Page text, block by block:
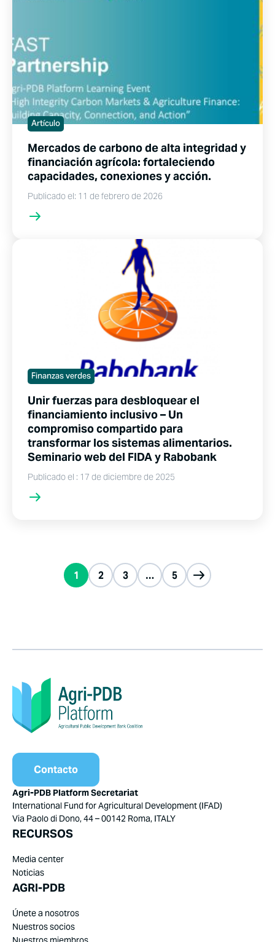
Artículo
Mercados de carbono de alta integridad y
financiación agrícola: fortaleciendo
capacidades, conexiones y acción.
Publicado el: 11 de febrero de 2026
Finanzas verdes
Unir fuerzas para desbloquear el
financiamiento inclusivo – Un
compromiso compartido para
transformar los sistemas alimentarios.
Seminario web del FIDA y Rabobank
Publicado el : 17 de diciembre de 2025
1 2 3 … 5
Contacto
Agri-PDB Platform Secretariat
International Fund for Agricultural Development (IFAD)
Via Paolo di Dono, 44 – 00142 Roma, ITALY
RECURSOS
Media center
Noticias
AGRI-PDB
Únete a nosotros
Nuestros socios